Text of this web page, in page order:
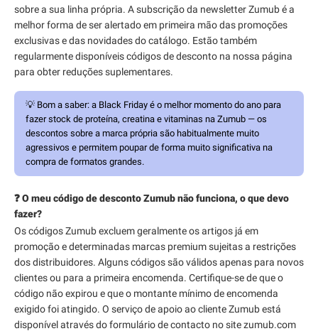
sobre a sua linha própria. A subscrição da newsletter Zumub é a
melhor forma de ser alertado em primeira mão das promoções
exclusivas e das novidades do catálogo. Estão também
regularmente disponíveis códigos de desconto na nossa página
para obter reduções suplementares.
💡 Bom a saber: a Black Friday é o melhor momento do ano para
fazer stock de proteína, creatina e vitaminas na Zumub — os
descontos sobre a marca própria são habitualmente muito
agressivos e permitem poupar de forma muito significativa na
compra de formatos grandes.
❓ O meu código de desconto Zumub não funciona, o que devo
fazer?
Os códigos Zumub excluem geralmente os artigos já em
promoção e determinadas marcas premium sujeitas a restrições
dos distribuidores. Alguns códigos são válidos apenas para novos
clientes ou para a primeira encomenda. Certifique-se de que o
código não expirou e que o montante mínimo de encomenda
exigido foi atingido. O serviço de apoio ao cliente Zumub está
disponível através do formulário de contacto no site zumub.com